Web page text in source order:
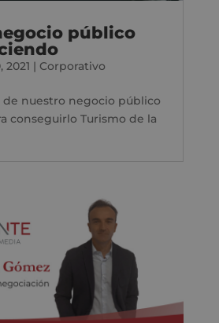
público
2021 | Corporativo
nuestro negocio público
conseguirlo Turismo de la